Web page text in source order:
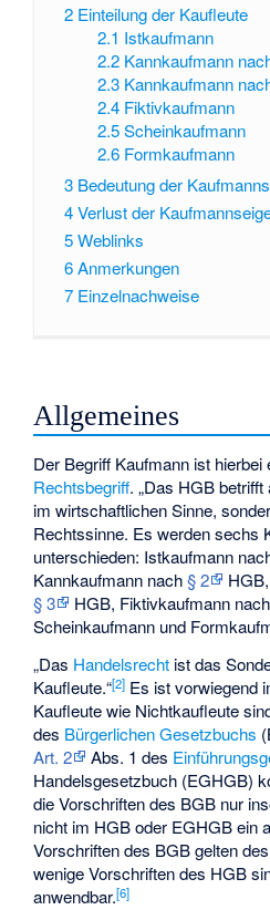
2 Einteilung der Kaufleute
2.1 Istkaufmann
2.2 Kannkaufmann
2.3 Kannkaufmann
2.4 Fiktivkaufmann
2.5 Scheinkaufmann
2.6 Formkaufmann
3 Bedeutung der
4Verlust der
5Weblinks
6Anmerkungen
7 Einzelnachweise
Allgemeines
Der Begriff Kaufmann ist
Rechtsbegriff. „Das HGB
im wirtschaftlichen Sinne,
Rechtssinne. Es werden sechs
unterschieden: Istkaufmann
Kannkaufmann nach§ 2
§ 3
HGB, Fiktivkaufmann
Scheinkaufmann und
„Das Handelsrecht ist das
Kaufleute.“[2] Es ist vorwiegend
Kaufleute wie Nichtkaufleute
des Bürgerlichen Gesetzbuchs
Art. 2
Abs. 1 des
Handelsgesetzbuch (EGHGB)
die Vorschriften des BGB nur
nicht im HGB oder EGHGB ein
Vorschriften des BGB gelten
wenige Vorschriften des HGB
anwendbar.[6]